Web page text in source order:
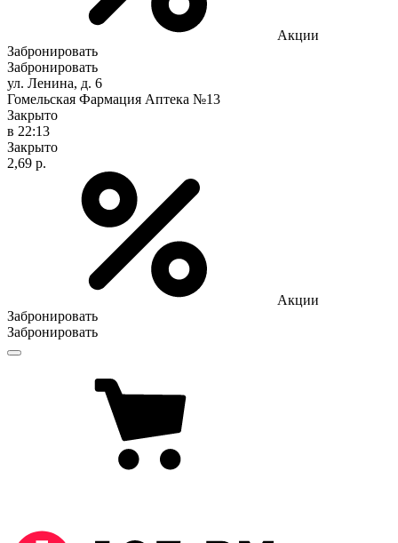
Акции
Забронировать
Забронировать
ул. Ленина, д. 6
Гомельская Фармация Аптека №13
Закрыто
в 22:13
Закрыто
2,69 р.
Акции
Забронировать
Забронировать